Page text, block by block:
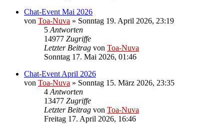
Chat-Event Mai 2026
von Toa-Nuva » Sonntag 19. April 2026, 23:19
5 Antworten
14977 Zugriffe
Letzter Beitrag von Toa-Nuva
Sonntag 17. Mai 2026, 01:46
Chat-Event April 2026
von Toa-Nuva » Sonntag 15. März 2026, 23:35
4 Antworten
13477 Zugriffe
Letzter Beitrag von Toa-Nuva
Freitag 17. April 2026, 16:46